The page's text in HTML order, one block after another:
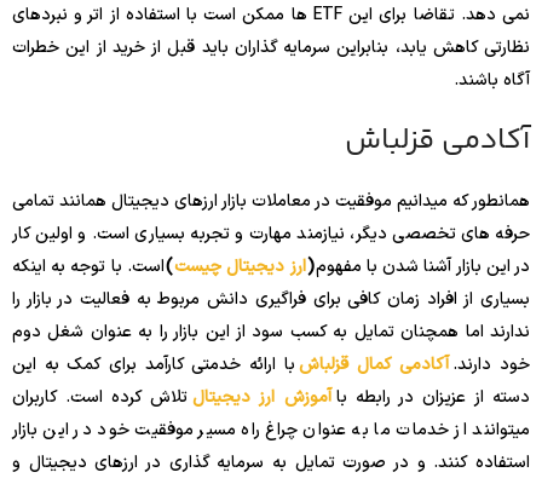
نمی دهد. تقاضا برای این ETF ها ممکن است با استفاده از اتر و نبردهای
نظارتی کاهش یابد، بنابراین سرمایه گذاران باید قبل از خرید از این خطرات
آگاه باشند.
آکادمی قزلباش
همانطور که میدانیم موفقیت در معاملات بازار ارزهای دیجیتال همانند تمامی
حرفه های تخصصی دیگر، نیازمند مهارت و تجربه بسیاری است. و اولین کار
در این بازار آشنا شدن با مفهوم(ارز دیجیتال چیست)است. با توجه به اینکه
بسیاری از افراد زمان کافی برای فراگیری دانش مربوط به فعالیت در بازار را
ندارند اما همچنان تمایل به کسب سود از این بازار را به عنوان شغل دوم
خود دارند.آکادمی کمال قزلباشبا ارائه خدمتی کارآمد برای کمک به این
دسته از عزیزان در رابطه باآموزش ارز دیجیتالتلاش کرده است. کاربران
میتوانند از خدمات ما به عنوان چراغ راه مسیر موفقیت خود در این بازار
استفاده کنند. و در صورت تمایل به سرمایه گذاری در ارزهای دیجیتال و